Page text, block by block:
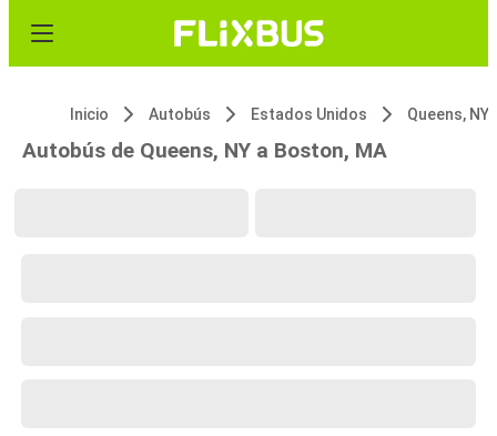
Inicio Autobús Estados Unidos Queens, NY
Autobús de Queens, NY a Boston, MA